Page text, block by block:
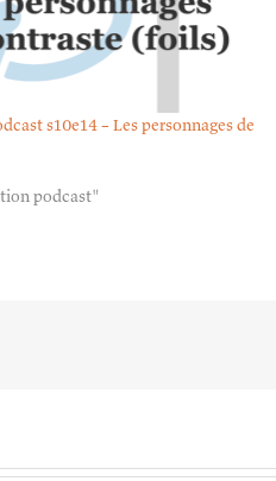
s10e14 – Les personnages de
podcast"